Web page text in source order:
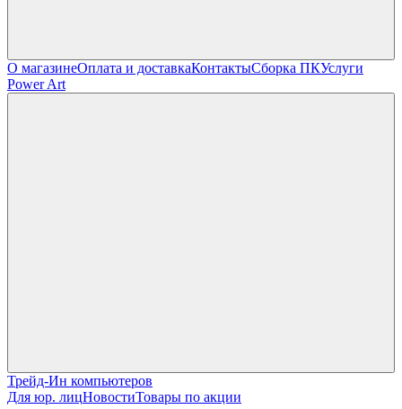
О магазинеОплата и доставкаКонтактыСборка ПКУслуги
Power Art
Трейд-Ин компьютеров
Для юр. лицНовостиТовары по акции